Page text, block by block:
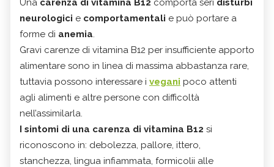
Una carenza di vitamina B12 comporta seri disturbi
neurologici e comportamentali e può portare a
forme di anemia.
Gravi carenze di vitamina B12 per insufficiente apporto
alimentare sono in linea di massima abbastanza rare,
tuttavia possono interessare i vegani poco attenti
agli alimenti e altre persone con difficoltà
nell’assimilarla.
I sintomi di una carenza di vitamina B12 si
riconoscono in: debolezza, pallore, ittero,
stanchezza, lingua infiammata, formicolii alle